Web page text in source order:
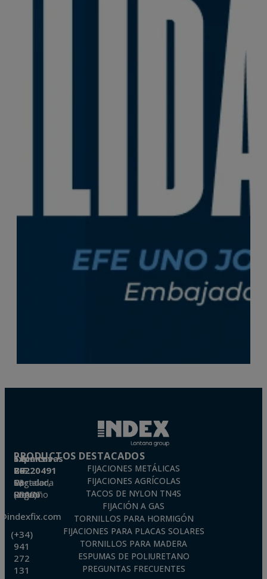
Técnicas Expansivas S.L.
CIF: B-26220491
P. I. La Portalada II, C/ Segador, 13
26006 · Logroño (La Rioja) · SPAIN
(+34)
941
272
131
PRODUCTOS DESTACADOS
FIJACIONES METÁLICAS
FIJACIONES AGRÍCOLAS
TACOS DE NYLON TN4S
FIJACIÓN A GAS
TORNILLOS PARA HORMIGÓN
FIJACIONES PARA PLACAS SOLARES
TORNILLOS PARA MADERA
ESPUMAS DE POLIURETANO
PREGUNTAS FRECUENTES